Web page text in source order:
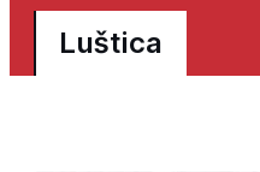
Luštica